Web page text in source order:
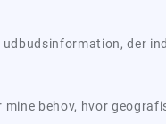
der
behov, hvor